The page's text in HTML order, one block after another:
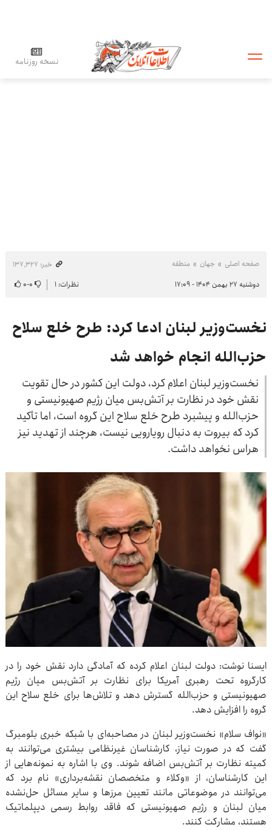
نسخه روزنامه
صفحه اصلی جهان منطقه
خبر: ۱۳۷٬۳۲۷
دوشنبه ۲۷ بهمن ۱۴۰۴ - ۱۷:۰۹
نظرات: ۱ ۰-۰
نخست‌وزیر لبنان ادعا کرد: طرح خلع سلاح
حزب‌الله انجام خواهد شد
نخست‌وزیر لبنان اعلام کرد، دولت این کشور در حال تقویت
نقش خود در نظارت بر آتش‌بس میان رژیم صهیونیستی و
حزب‌الله و پیشبرد طرح خلع سلاح این گروه است، اما تأکید
کرد که بیروت به دنبال رویارویی نیست، هرچند از تهدید نیز
هراس نخواهد داشت.
ایسنا نوشت: دولت لبنان اعلام کرده که آمادگی دارد نقش خود را در
کارگروه تحت رهبری آمریکا برای نظارت بر آتش‌بس میان رژیم
صهیونیستی و حزب‌الله گسترش دهد و تلاش‌ها برای خلع سلاح این
گروه را افزایش دهد.
«نواف سلام» نخست‌وزیر لبنان در مصاحبه‌ای با شبکه خبری بلومبرگ
گفت که در صورت نیاز، کارشناسان غیرنظامی بیشتری می‌توانند به
کمیته نظارت بر آتش‌بس اضافه شوند. وی با اشاره به نمونه‌هایی از
این کارشناسان، از «وکلاء و متخصصان نقشه‌برداری» نام برد که
می‌توانند در موضوعاتی مانند تعیین مرزها و سایر مسائل حل‌نشده
میان لبنان و رژیم صهیونیستی که فاقد روابط رسمی دیپلماتیک
هستند، مشارکت کنند.